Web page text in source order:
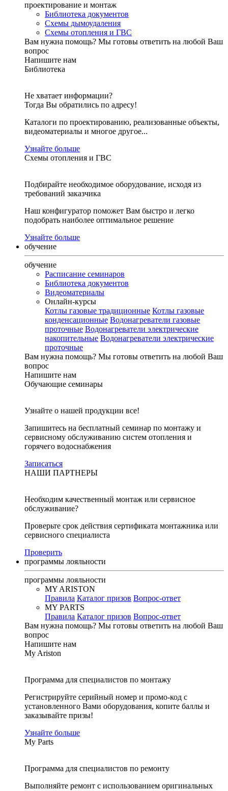
проектирование и монтаж
Библиотека документов
Схемы дымоудаления
Схемы отопления и ГВС
Вам нужна помощь? Мы готовы ответить на любой Ваш
вопрос
Напишите нам
Библиотека
Не хватает информации?
Тогда Вы обратились по адресу!
Каталоги по проектированию, реализованные объекты,
видеоматериалы и многое другое...
Узнайте больше
Схемы отопления и ГВС
Подбирайте необходимое оборудование, исходя из
требований заказчика
Наш конфигуратор поможет Вам быстро и легко
подобрать наиболее оптимальное решение
Узнайте больше
обучение
обучение
Расписание семинаров
Библиотека документов
Видеоматериалы
Онлайн-курсы
Котлы газовые традиционные Котлы газовые
конденсационные Водонагреватели газовые
проточные Водонагреватели электрические
накопительные Водонагреватели электрические
проточные
Вам нужна помощь? Мы готовы ответить на любой Ваш
вопрос
Напишите нам
Обучающие семинары
Узнайте о нашей продукции все!
Запишитесь на бесплатный семинар по монтажу и
сервисному обслуживанию систем отопления и
горячего водоснабжения
Записаться
НАШИ ПАРТНЕРЫ
Необходим качественный монтаж или сервисное
обслуживание?
Проверьте срок действия сертификата монтажника или
сервисного специалиста
Проверить
программы лояльности
программы лояльности
MY ARISTON
Правила Каталог призов Вопрос-ответ
MY PARTS
Правила Каталог призов Вопрос-ответ
Вам нужна помощь? Мы готовы ответить на любой Ваш
вопрос
Напишите нам
My Ariston
Программа для специалистов по монтажу
Регистрируйте серийный номер и промо-код с
установленного Вами оборудования, копите баллы и
заказывайте призы!
Узнайте больше
My Parts
Программа для специалистов по ремонту
Выполняйте ремонт с использованием оригинальных